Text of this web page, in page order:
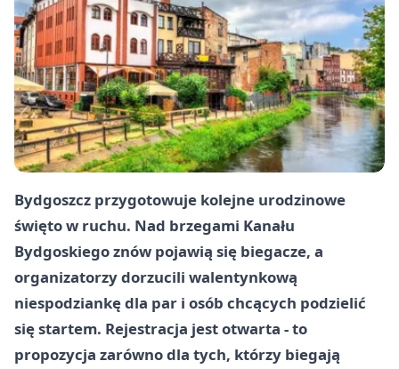
Bydgoszcz przygotowuje kolejne urodzinowe
święto w ruchu. Nad brzegami Kanału
Bydgoskiego znów pojawią się biegacze, a
organizatorzy dorzucili walentynkową
niespodziankę dla par i osób chcących podzielić
się startem. Rejestracja jest otwarta - to
propozycja zarówno dla tych, którzy biegają